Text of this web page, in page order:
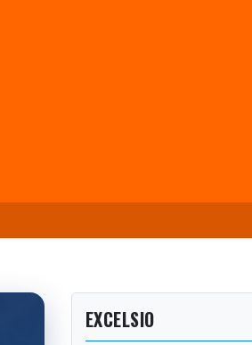
EXCELSIO